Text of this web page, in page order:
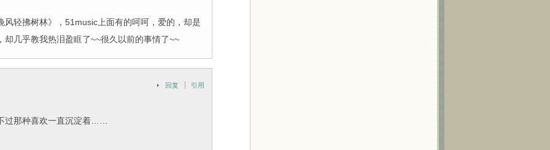
风轻拂树林》，51music上面有的呵呵，爱的，却是
却几乎教我热泪盈眶了~~很久以前的事情了~~
回复 引用
过那种喜欢一直沉淀着……